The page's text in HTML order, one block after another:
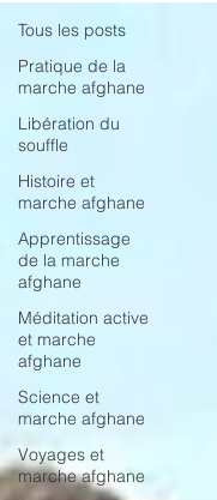
Tous les posts
Pratique de la
marche afghane
Libération du
souffle
Histoire et
marche afghane
Apprentissage
de la marche
afghane
Méditation active
et marche
afghane
Science et
marche afghane
Voyages et
marche afghane